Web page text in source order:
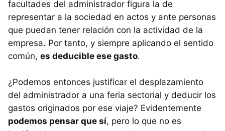
facultades del administrador figura la de
representar a la sociedad en actos y ante personas
que puedan tener relación con la actividad de la
empresa. Por tanto, y siempre aplicando el sentido
común, es deducible ese gasto.
¿Podemos entonces justificar el desplazamiento
del administrador a una feria sectorial y deducir los
gastos originados por ese viaje? Evidentemente
podemos pensar que sí, pero lo que no es